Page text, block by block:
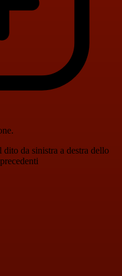
da sinistra a destra dello